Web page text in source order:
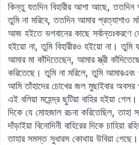
কিন্তু যতদিন বিহারীর আশা আছে, ততদিন
তুমি না মরিবে, ততদিন আমার প্রত্যাশাও
আজ হইতে ভগবানের কাছে সর্বান্তঃকরণে
হইয়ো না, তুমি বিহারীরও হইয়ো না।
আমার মা কাঁদিতেছেন, আমার স্ত্রী
করিতেছে। তুমি না মরিলে, তুমি
আমি তাঁহাদের চোখের জল মুছাইবার অবসর
এই বলিয়া মহেন্দ্র ছুটিয়া বাহির হইয়া
দিকে যে মোহজাল রচনা করিতেছিল, তাহা
দাঁড়াইয়া বিনোদিনী বাহিরের দিকে
তাহার সমস্ত সুধারস কোথায় উবিয়া গেছে।